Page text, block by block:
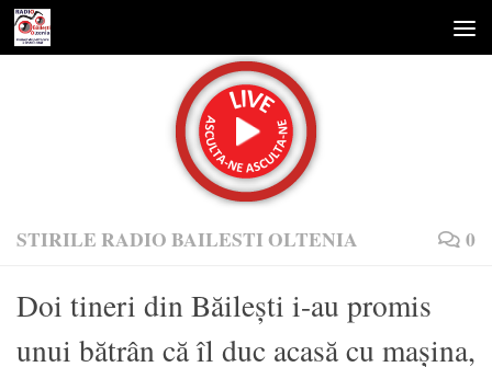
Skip to content
STIRILE RADIO BAILESTI OLTENIA 0
Doi tineri din Băileşti i-au promis
unui bătrân că îl duc acasă cu maşina,